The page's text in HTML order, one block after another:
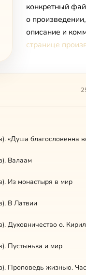
конкретный
о
описание и
странице
«Душа благословенна
Валаам
Из монастыря в мир
В Латвии
Духовничество о.
Пустынька и мир
Проповедь жизнью.